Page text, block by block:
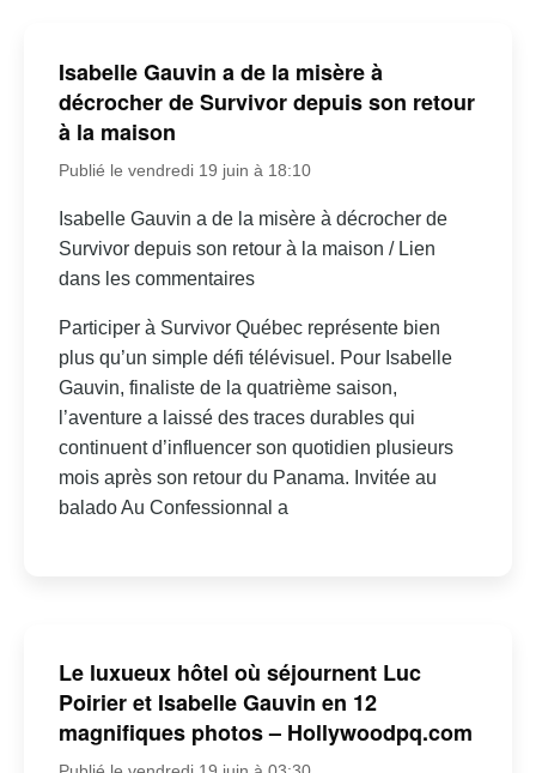
Isabelle Gauvin a de la misère à
décrocher de Survivor depuis son retour
à la maison
Publié le vendredi 19 juin à 18:10
Isabelle Gauvin a de la misère à décrocher de
Survivor depuis son retour à la maison / Lien
dans les commentaires
Participer à Survivor Québec représente bien
plus qu’un simple défi télévisuel. Pour Isabelle
Gauvin, finaliste de la quatrième saison,
l’aventure a laissé des traces durables qui
continuent d’influencer son quotidien plusieurs
mois après son retour du Panama. Invitée au
balado Au Confessionnal a
Le luxueux hôtel où séjournent Luc
Poirier et Isabelle Gauvin en 12
magnifiques photos – Hollywoodpq.com